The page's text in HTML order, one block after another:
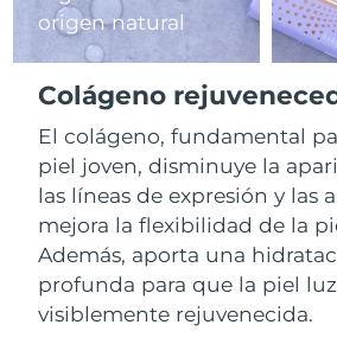
origen natural
Colágeno
El colágeno, fundamental
piel joven, disminuye la
las líneas de expresión y las
mejora la flexibilidad de la
Además, aporta una
profunda para que la piel
visiblemente rejuvenecida.
RAE de Macao
(China)
Malasia
Malta
México
Mónaco